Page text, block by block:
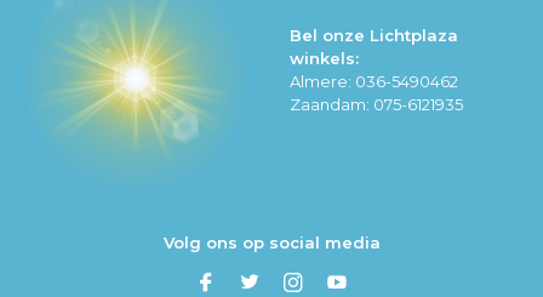
Bel onze Lichtplaza
winkels:
Almere: 036-5490462
Zaandam: 075-6121935
Volg ons op social media